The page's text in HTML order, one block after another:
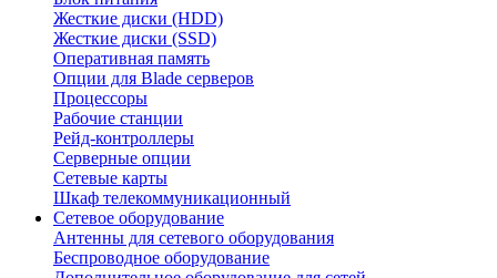
Жесткие диски (HDD)
Жесткие диски (SSD)
Оперативная память
Опции для Blade серверов
Процессоры
Рабочие станции
Рейд-контроллеры
Серверные опции
Сетевые карты
Шкаф телекоммуникационный
Сетевое оборудование
Антенны для сетевого оборудования
Беспроводное оборудование